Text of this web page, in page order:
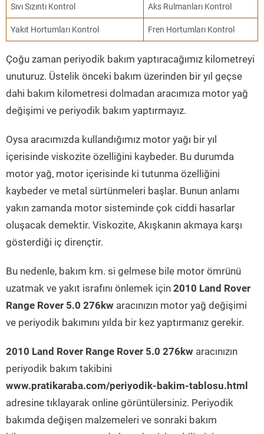
Sıvı Sızıntı Kontrol Aks Rulmanları Kontrol
Yakıt Hortumları Kontrol Fren Hortumları Kontrol
Çoğu zaman periyodik bakım yaptıracağımız kilometreyi
unuturuz. Üstelik önceki bakım üzerinden bir yıl geçse
dahi bakım kilometresi dolmadan aracımıza motor yağ
değişimi ve periyodik bakım yaptırmayız.
Oysa aracımızda kullandığımız motor yağı bir yıl
içerisinde viskozite özelliğini kaybeder. Bu durumda
motor yağ, motor içerisinde ki tutunma özelliğini
kaybeder ve metal sürtünmeleri başlar. Bunun anlamı
yakın zamanda motor sisteminde çok ciddi hasarlar
oluşacak demektir. Viskozite, Akışkanın akmaya karşı
gösterdiği iç dirençtir.
Bu nedenle, bakım km. si gelmese bile motor ömrünü
uzatmak ve yakıt israfını önlemek için 2010 Land Rover
Range Rover 5.0 276kw aracınızın motor yağ değişimi
ve periyodik bakımını yılda bir kez yaptırmanız gerekir.
2010 Land Rover Range Rover 5.0 276kw aracınızın
periyodik bakım takibini
www.pratikaraba.com/periyodik-bakim-tablosu.html
adresine tıklayarak online görüntülersiniz. Periyodik
bakımda değişen malzemeleri ve sonraki bakım